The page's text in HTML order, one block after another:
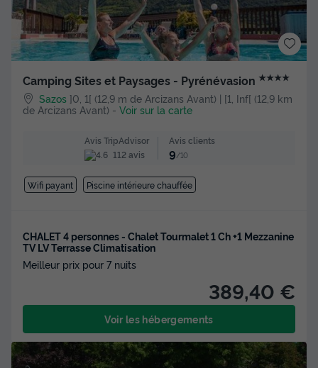
Camping Sites et Paysages - Pyrénévasion ★★★★
Sazos ]0, 1[ (12,9 m de Arcizans Avant) | [1, Inf[ (12,9 km
de Arcizans Avant) - Voir sur la carte
Avis TripAdvisor
112 avis
Avis clients
9/10
Wifi payant Piscine intérieure chauffée
CHALET 4 personnes - Chalet Tourmalet 1 Ch +1 Mezzanine
TV LV Terrasse Climatisation
Meilleur prix pour 7 nuits
389,40 €
Voir les hébergements